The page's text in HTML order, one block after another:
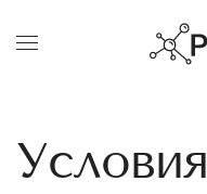
Условия